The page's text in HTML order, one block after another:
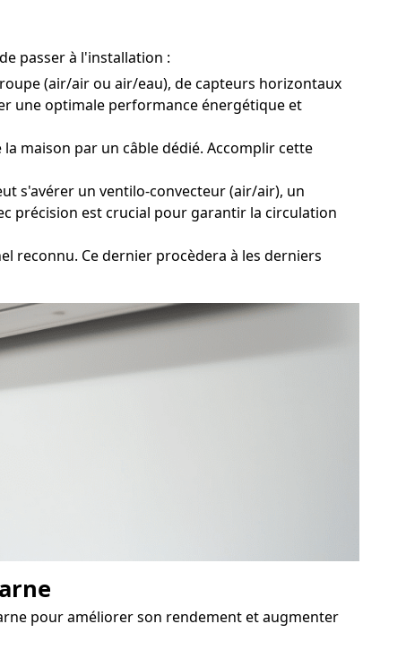
passer à l'installation :
(air/air ou air/eau), de capteurs horizontaux
une optimale performance énergétique et
maison par un câble dédié. Accomplir cette
s'avérer un ventilo-convecteur (air/air), un
précision est crucial pour garantir la circulation
reconnu. Ce dernier procèdera à les derniers
pour améliorer son rendement et augmenter